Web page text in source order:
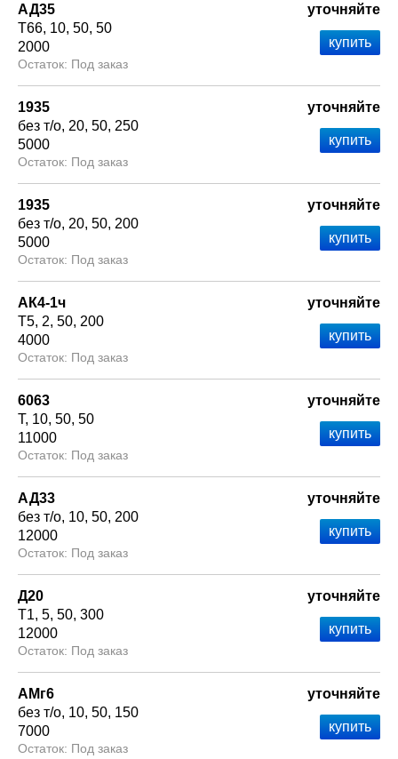
АД35
Т66 10 50 50
2000
Под заказ
уточняйте
1935
без т/о 20 50 250
5000
Под заказ
уточняйте
1935
без т/о 20 50 200
5000
Под заказ
уточняйте
АК4-1ч
Т5 2 50 200
4000
Под заказ
уточняйте
6063
Т 10 50 50
11000
Под заказ
уточняйте
АД33
без т/о 10 50 200
12000
Под заказ
уточняйте
Д20
Т1 5 50 300
12000
Под заказ
уточняйте
АМг6
без т/о 10 50 150
7000
Под заказ
уточняйте